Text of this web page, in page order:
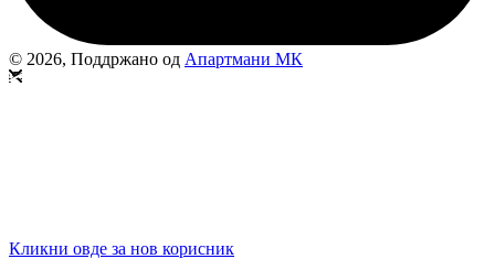
© 2026, Поддржано од Апартмани МК
Кликни овде за нов корисник